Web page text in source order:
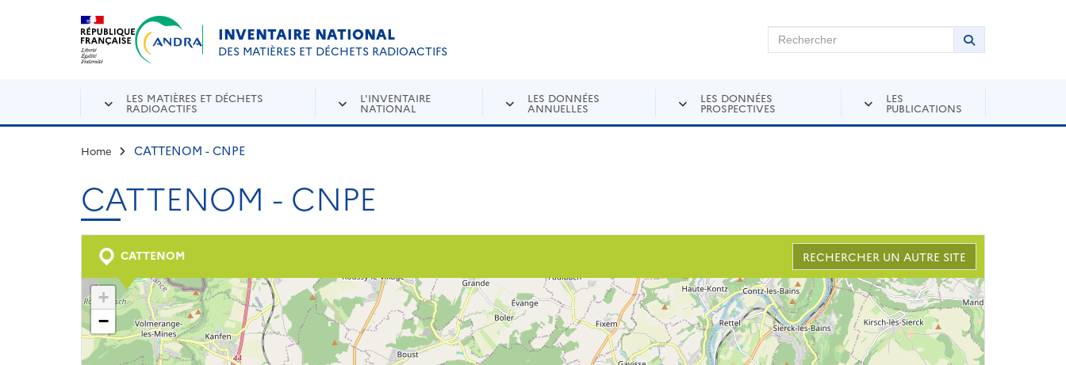
Aller au contenu principal
INVENTAIRE NATIONAL
DES MATIÈRES ET DÉCHETS RADIOACTIFS
Rechercher sur Andra Inventaire Rechercher
Lancer la
LES MATIÈRES ET DÉCHETS
RADIOACTIFS
L'INVENTAIRE
NATIONAL
LES DONNÉES
ANNUELLES
LES DONNÉES
PROSPECTIVES
LES
PUBLICATIONS
Home CATTENOM - CNPE
CATTENOM - CNPE
CATTENOM RECHERCHER UN AUTRE SITE
+
−